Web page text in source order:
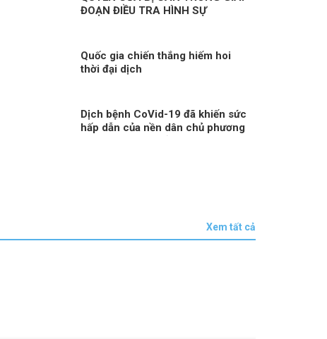
ĐOẠN ĐIỀU TRA HÌNH SỰ
Quốc gia chiến thắng hiếm hoi
thời đại dịch
Dịch bệnh CoVid-19 đã khiến sức
hấp dẫn của nền dân chủ phương
Xem tất cả